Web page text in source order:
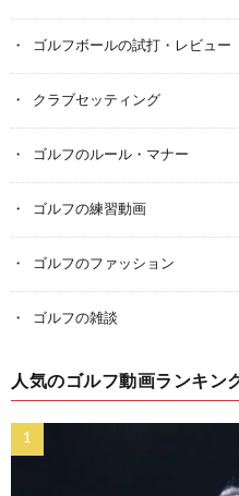
ゴルフボールの試打・レビュー
クラブセッティング
ゴルフのルール・マナー
ゴルフの練習動画
ゴルフのファッション
ゴルフの雑談
人気のゴルフ動画ランキン